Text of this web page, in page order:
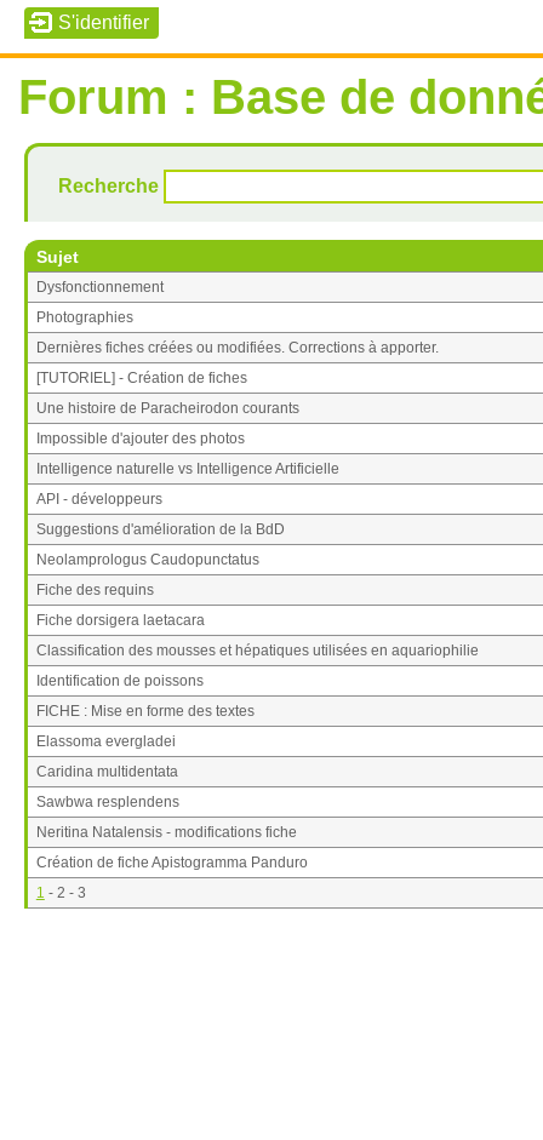
Forum : Base de
Recherche
Sujet
Dysfonctionnement
Photographies
Dernières fiches créées ou modifiées. Corrections à apporter.
[TUTORIEL] - Création de fiches
Une histoire de Paracheirodon courants
Impossible d'ajouter des photos
Intelligence naturelle vs Intelligence Artificielle
API - développeurs
Suggestions d'amélioration de la BdD
Neolamprologus Caudopunctatus
Fiche des requins
Fiche dorsigera laetacara
Classification des mousses et hépatiques utilisées en aquariophilie
Identification de poissons
FICHE : Mise en forme des textes
Elassoma evergladei
Caridina multidentata
Sawbwa resplendens
Neritina Natalensis - modifications fiche
Création de fiche Apistogramma Panduro
1 - 2 - 3